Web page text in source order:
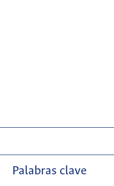
Palabras clave